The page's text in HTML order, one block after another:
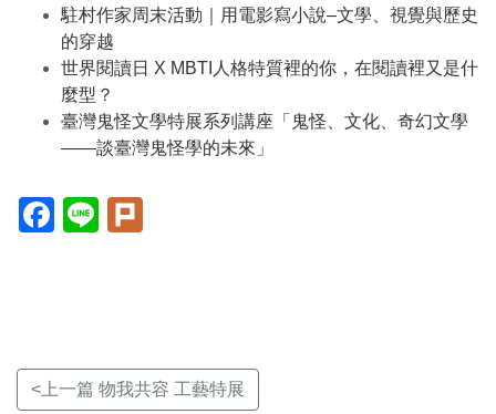
駐村作家周末活動｜用電影寫小說–文學、視覺與歷史
的穿越
世界閱讀日 X MBTI人格特質裡的你，在閱讀裡又是什
麼型？
臺灣鬼怪文學特展系列講座「鬼怪、文化、奇幻文學
——談臺灣鬼怪學的未來」
Facebook(另
開
Line(另
開
<上一篇 物我共容 工藝特展